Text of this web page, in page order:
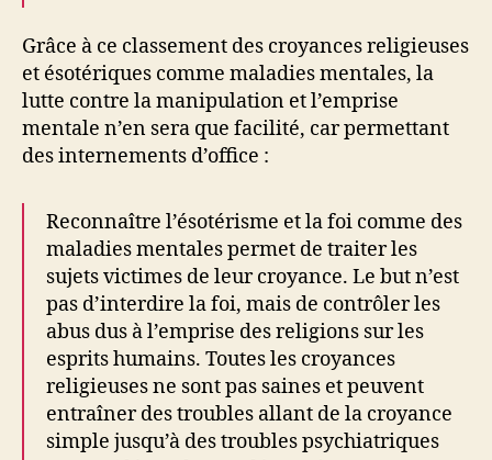
Grâce à ce classement des croyances religieuses
et ésotériques comme maladies mentales, la
lutte contre la manipulation et l’emprise
mentale n’en sera que facilité, car permettant
des internements d’office :
Reconnaître l’ésotérisme et la foi comme des
maladies mentales permet de traiter les
sujets victimes de leur croyance. Le but n’est
pas d’interdire la foi, mais de contrôler les
abus dus à l’emprise des religions sur les
esprits humains. Toutes les croyances
religieuses ne sont pas saines et peuvent
entraîner des troubles allant de la croyance
simple jusqu’à des troubles psychiatriques